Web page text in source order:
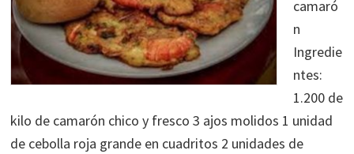
camaró
n
Ingredie
ntes:
1.200 de
kilo de camarón chico y fresco 3 ajos molidos 1 unidad
de cebolla roja grande en cuadritos 2 unidades de